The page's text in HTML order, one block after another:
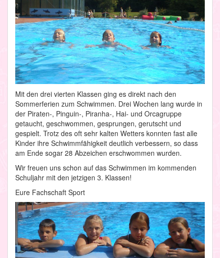
Mit den drei vierten Klassen ging es direkt nach den
Sommerferien zum Schwimmen. Drei Wochen lang wurde in
der Piraten-, Pinguin-, Piranha-, Hai- und Orcagruppe
getaucht, geschwommen, gesprungen, gerutscht und
gespielt. Trotz des oft sehr kalten Wetters konnten fast alle
Kinder ihre Schwimmfähigkeit deutlich verbessern, so dass
am Ende sogar 28 Abzeichen erschwommen wurden.
Wir freuen uns schon auf das Schwimmen im kommenden
Schuljahr mit den jetzigen 3. Klassen!
Eure Fachschaft Sport